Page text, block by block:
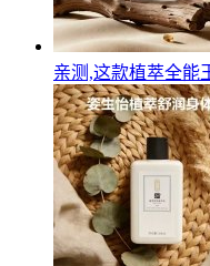
亲测,这款植萃全能